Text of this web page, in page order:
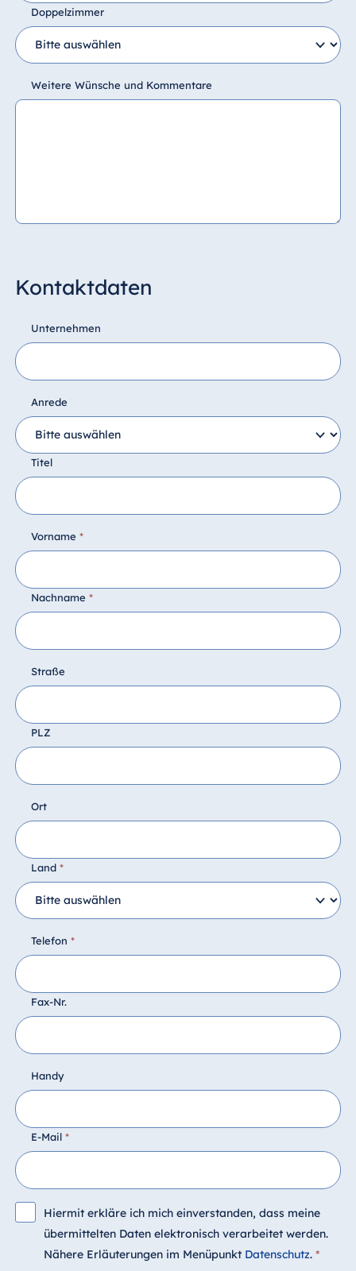
Doppelzimmer
Weitere Wünsche und Kommentare
Kontaktdaten
Unternehmen
Anrede
Titel
Vorname *
Nachname *
Straße
PLZ
Ort
Land *
Telefon *
Fax-Nr.
Handy
E-Mail *
Hiermit erkläre ich mich einverstanden, dass meine
übermittelten Daten elektronisch verarbeitet werden.
Nähere Erläuterungen im Menüpunkt Datenschutz. *